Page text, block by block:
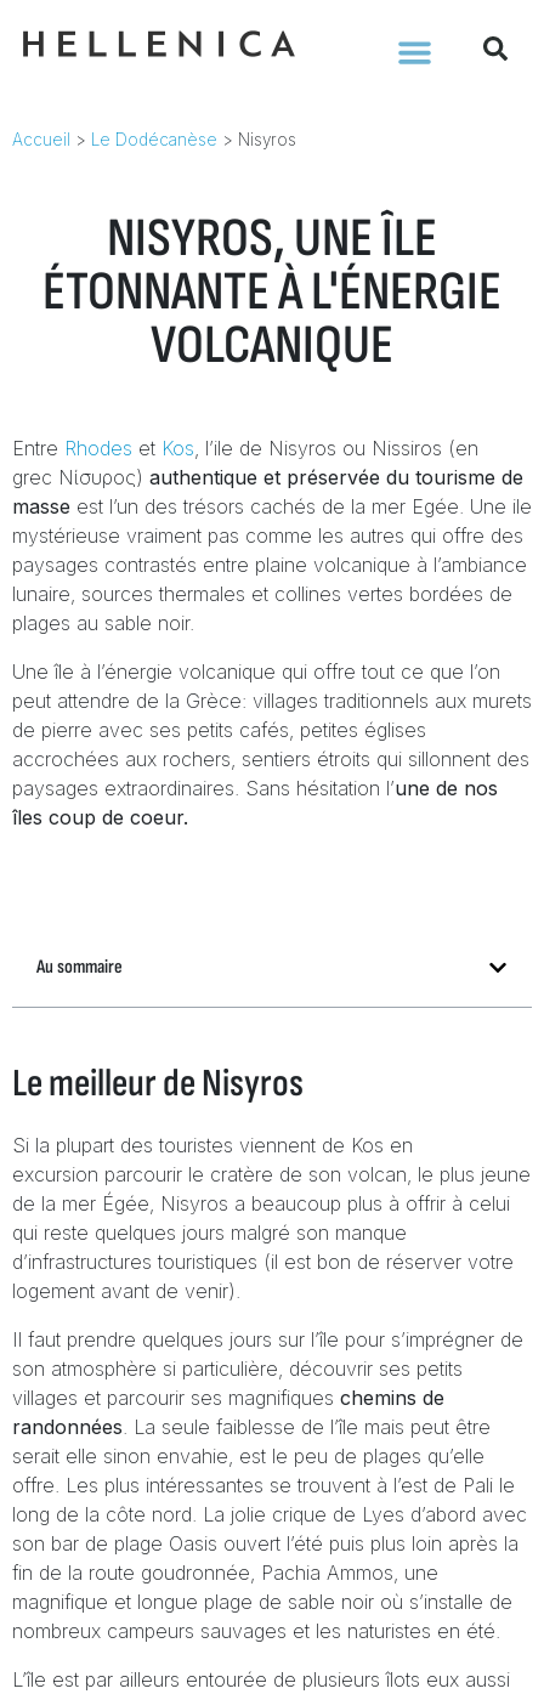
Accueil > Le Dodécanèse > Nisyros
NISYROS, UNE ÎLE
ÉTONNANTE À L'ÉNERGIE
VOLCANIQUE
Entre Rhodes et Kos, l’ile de Nisyros ou Nissiros (en
grec Νίσυρος) authentique et préservée du tourisme de
masse est l’un des trésors cachés de la mer Egée. Une ile
mystérieuse vraiment pas comme les autres qui offre des
paysages contrastés entre plaine volcanique à l’ambiance
lunaire, sources thermales et collines vertes bordées de
plages au sable noir.
Une île à l’énergie volcanique qui offre tout ce que l’on
peut attendre de la Grèce: villages traditionnels aux murets
de pierre avec ses petits cafés, petites églises
accrochées aux rochers, sentiers étroits qui sillonnent des
paysages extraordinaires. Sans hésitation l’une de nos
îles coup de coeur.
Au sommaire
Le meilleur de Nisyros
Si la plupart des touristes viennent de Kos en
excursion parcourir le cratère de son volcan, le plus jeune
de la mer Égée, Nisyros a beaucoup plus à offrir à celui
qui reste quelques jours malgré son manque
d’infrastructures touristiques (il est bon de réserver votre
logement avant de venir).
Il faut prendre quelques jours sur l’île pour s’imprégner de
son atmosphère si particulière, découvrir ses petits
villages et parcourir ses magnifiques chemins de
randonnées . La seule faiblesse de l’île mais peut être
serait elle sinon envahie, est le peu de plages qu’elle
offre. Les plus intéressantes se trouvent à l’est de Pali le
long de la côte nord. La jolie crique de Lyes d’abord avec
son bar de plage Oasis ouvert l’été puis plus loin après la
fin de la route goudronnée, Pachia Ammos, une
magnifique et longue plage de sable noir où s’installe de
nombreux campeurs sauvages et les naturistes en été.
L’île est par ailleurs entourée de plusieurs îlots eux aussi